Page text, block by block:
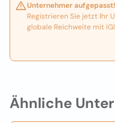
Ähnliche
Unternehmer aufgepasst!
Registrieren Sie jetzt Ihr
globale Reichweite mit